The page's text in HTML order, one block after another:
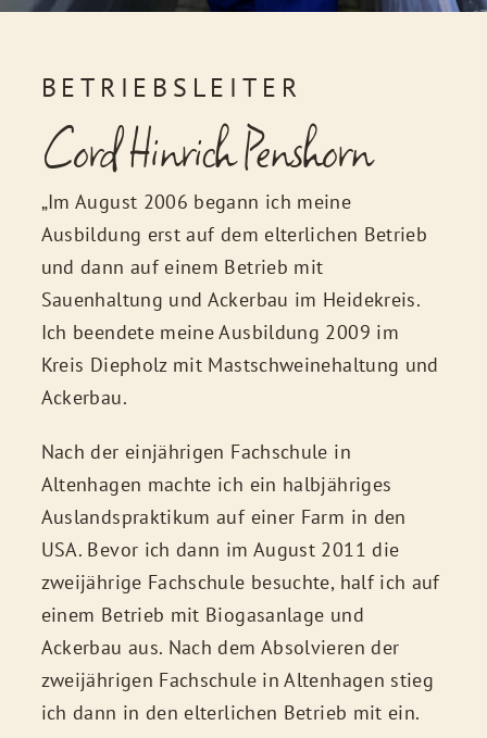
BETRIEBSLEITER
Cord Hinrich Penshorn
„Im August 2006 begann ich meine
Ausbildung erst auf dem elterlichen Betrieb
und dann auf einem Betrieb mit
Sauenhaltung und Ackerbau im Heidekreis.
Ich beendete meine Ausbildung 2009 im
Kreis Diepholz mit Mastschweinehaltung und
Ackerbau.
Nach der einjährigen Fachschule in
Altenhagen machte ich ein halbjähriges
Auslandspraktikum auf einer Farm in den
USA. Bevor ich dann im August 2011 die
zweijährige Fachschule besuchte, half ich auf
einem Betrieb mit Biogasanlage und
Ackerbau aus. Nach dem Absolvieren der
zweijährigen Fachschule in Altenhagen stieg
ich dann in den elterlichen Betrieb mit ein.